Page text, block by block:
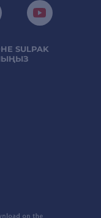
SULPAK